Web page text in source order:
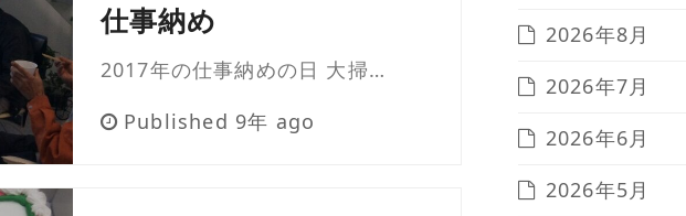
仕事納め
2017年の仕事納めの日 大掃…
Published 9年 ago
2026年8月
2026年7月
2026年6月
2026年5月